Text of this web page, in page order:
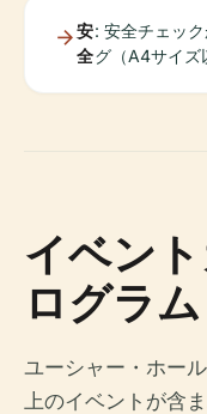
安
全
: 安全チェッ
グ（A4サイズ
イベン
ログラム
ユーシャー・ホー
上のイベントが含